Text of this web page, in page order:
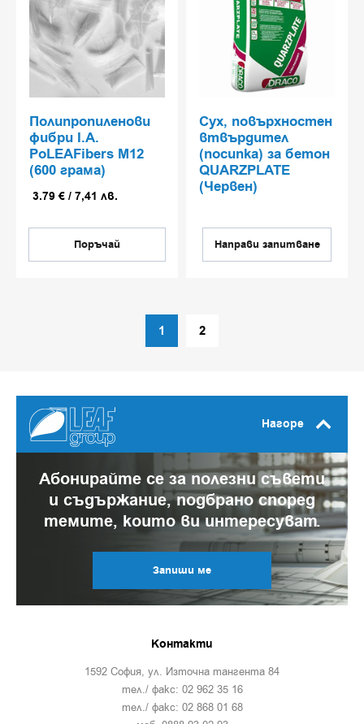
Полипропиленови
фибри I.A.
PoLEAFibers M12
(600 грама)
3.79 € / 7,41 лв.
Поръчай
Сух, повърхностен
втвърдител
(посипка) за бетон
QUARZPLATE
(Червен)
Направи запитване
1 2
Нагоре
Абонирайте се за полезни съвети
и съдържание, подбрано според
темите, които ви интересуват.
Запиши ме
Контакти
1592 София, ул. Източна тангента 84
тел./ факс: 02 962 35 16
тел./ факс: 02 868 01 68